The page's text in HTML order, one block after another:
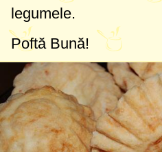
legumele.
Poftă Bună!